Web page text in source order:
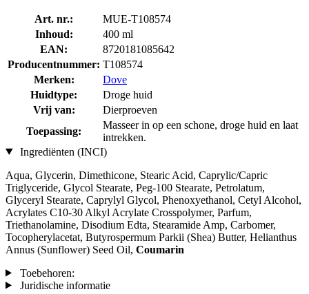
Art. nr.:
MUE-T108574
Inhoud:
400 ml
EAN:
8720181085642
Producentnummer: T108574
Merken:
Dove
Huidtype:
Droge huid
Vrij van:
Dierproeven
Toepassing:
Masseer in op een schone, droge huid en laat
intrekken.
Ingrediënten (INCI)
Aqua, Glycerin, Dimethicone, Stearic Acid, Caprylic/Capric
Triglyceride, Glycol Stearate, Peg-100 Stearate, Petrolatum,
Glyceryl Stearate, Caprylyl Glycol, Phenoxyethanol, Cetyl Alcohol,
Acrylates C10-30 Alkyl Acrylate Crosspolymer, Parfum,
Triethanolamine, Disodium Edta, Stearamide Amp, Carbomer,
Tocopherylacetat, Butyrospermum Parkii (Shea) Butter, Helianthus
Annus (Sunflower) Seed Oil, Coumarin
Toebehoren:
Juridische informatie